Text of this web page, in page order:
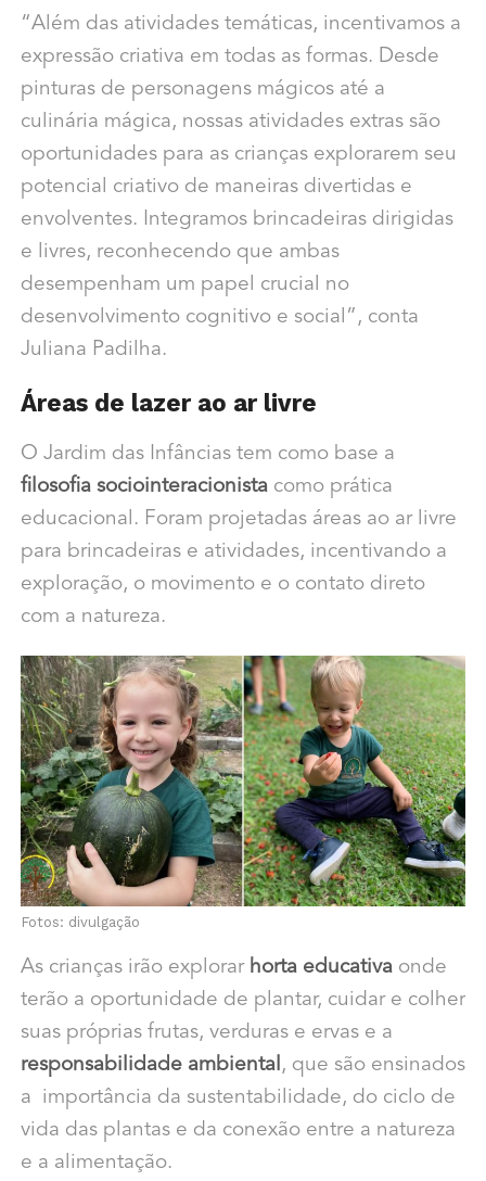
“Além das atividades temáticas, incentivamos a
expressão criativa em todas as formas. Desde
pinturas de personagens mágicos até a
culinária mágica, nossas atividades extras são
oportunidades para as crianças explorarem seu
potencial criativo de maneiras divertidas e
envolventes. Integramos brincadeiras dirigidas
e livres, reconhecendo que ambas
desempenham um papel crucial no
desenvolvimento cognitivo e social”, conta
Juliana Padilha.
Áreas de lazer ao ar livre
O Jardim das Infâncias tem como base a
filosofia sociointeracionistacomo prática
educacional. Foram projetadas áreas ao ar livre
para brincadeiras e atividades, incentivando a
exploração, o movimento e o contato direto
com a natureza.
Fotos: divulgação
As crianças irão explorar horta educativaonde
terão a oportunidade de plantar, cuidar e colher
suas próprias frutas, verduras e ervas e a
responsabilidade ambiental, que são ensinados
a importância da sustentabilidade, do ciclo de
vida das plantas e da conexão entre a natureza
e a alimentação.